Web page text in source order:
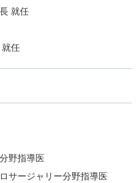
就任
任
野指導医
サージャリー分野指導医